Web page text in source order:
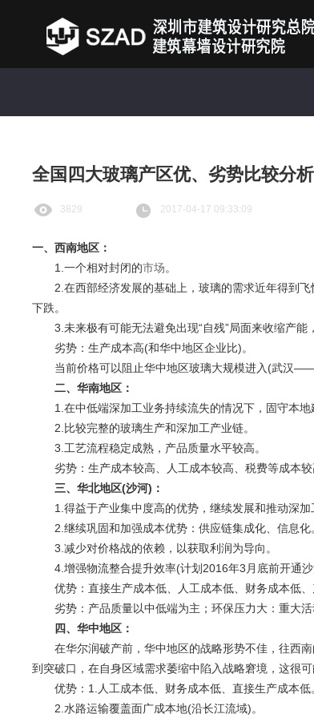
全国四大玻璃产区优、劣势比较分析
3829 2017-04-17 09:33:09
一、西南地区：
1.一个相对封闭的市场。
2.在西部经济发展的基础上，玻璃的需求近年得到飞
下跌。
3.未来极有可能无法避免出现“自残”局面来收缩产能
劣势：生产成本高(和华中地区企业比)。
当前价格可以阻止华中地区玻璃大规模进入(武汉——
二、华南地区：
1.在中低端深加工业务持续流失的情况下，固守本地
2.比较完整的玻璃生产和深加工产业链。
3.工艺流程稳定成熟，产品质量水平较高。
劣势：生产成本较高、人工成本较高、税费等成本较
三、华北地区(沙河)：
1.得益于产业集中度高的优势，继续发展和推动深加
2.继续巩固和加强成本优势：供应链集成化、信息化
3.减少对价格战的依赖，以获取利润为导向。
4.增强物流整合提升效率(计划2016年3月底前开通沙
优势：直接生产成本低、人工成本低、财务成本低、
劣势：产品质量以中低端为主；环保压力大：重大活
四、华中地区：
在华尔润破产前，华中地区的战略形势不佳，往西南
到突破口，在自身区域需求萎缩中陷入战略窘境，这很
优势：1.人工成本低、财务成本低、直接生产成本低
2.水路运输覆盖面广成本地(沿长江流域)。